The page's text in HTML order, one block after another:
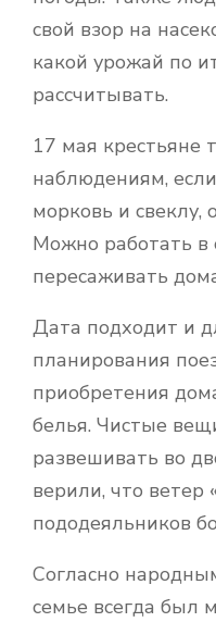
свой взор на
какой урожай по
рассчитывать.
17 мая крестьяне
наблюдениям,
морковь и свеклу,
Можно работать в
пересаживать
Дата подходит и
планирования
приобретения
белья. Чистые
развешивать во
верили, что ветер
пододеяльников
Согласно
семье всегда был